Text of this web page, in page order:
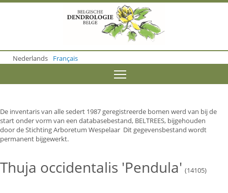
o
m
o
n
t
e
n
Nederlands Français
De inventaris van alle sedert 1987 geregistreerde bomen werd van bij de
start onder vorm van een databasebestand, BELTREES, bijgehouden
door de Stichting Arboretum Wespelaar Dit gegevensbestand wordt
permanent bijgewerkt.
Thuja occidentalis 'Pendula' (14105)